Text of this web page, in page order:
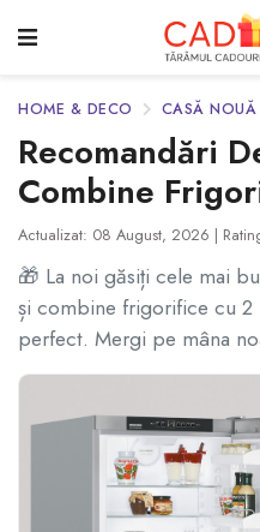
HOME & DECO CASĂ NOUĂ
Recomandări
Combine
Actualizat: 08 August, 2026 |
🎁 La noi găsiți cele mai
și combine frigorifice cu
perfect. Mergi pe mâna